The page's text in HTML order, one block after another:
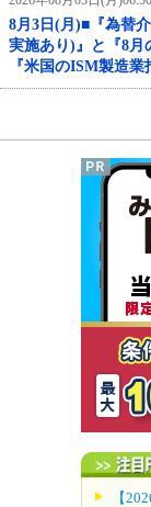
8月3日(月)■『為替
実施あり)』と『8月
『米国のISM製造
【